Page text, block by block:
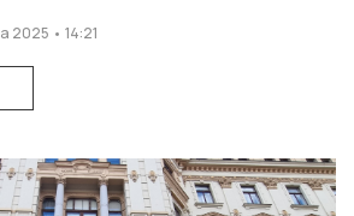
2025 • 14:21